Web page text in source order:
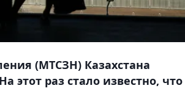
(МТСЗН) Казахстана
раз стало известно, что